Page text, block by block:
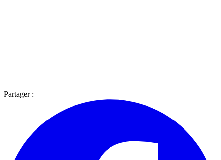
Partager :